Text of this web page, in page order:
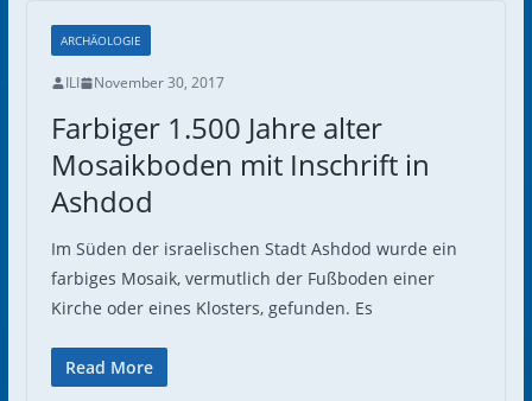
ARCHÄOLOGIE
ILI November 30, 2017
Farbiger 1.500 Jahre alter
Mosaikboden mit Inschrift in
Ashdod
Im Süden der israelischen Stadt Ashdod wurde ein
farbiges Mosaik, vermutlich der Fußboden einer
Kirche oder eines Klosters, gefunden. Es
Read More